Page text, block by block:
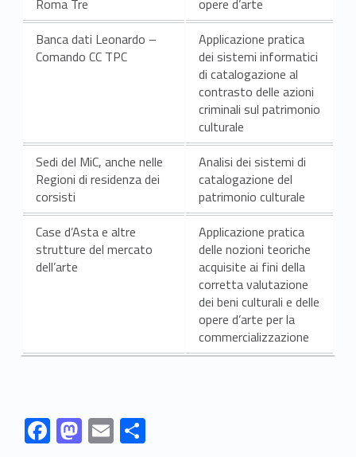
t
e
t
Roma Tre
opere d’arte
Banca dati Leonardo –
Comando CC TPC
Applicazione pratica
dei sistemi informatici
di catalogazione al
contrasto delle azioni
criminali sul patrimonio
culturale
Sedi del MiC, anche nelle
Regioni di residenza dei
corsisti
Analisi dei sistemi di
catalogazione del
patrimonio culturale
Case d’Asta e altre
strutture del mercato
dell’arte
Applicazione pratica
delle nozioni teoriche
acquisite ai fini della
corretta valutazione
dei beni culturali e delle
opere d’arte per la
commercializzazione
Link identifier #identifier__187917-1 F
Link identifier #identifier__162700-2 M
Link identifier #identifier__49039-3 E
Link identifier #identifier__65616-4 C